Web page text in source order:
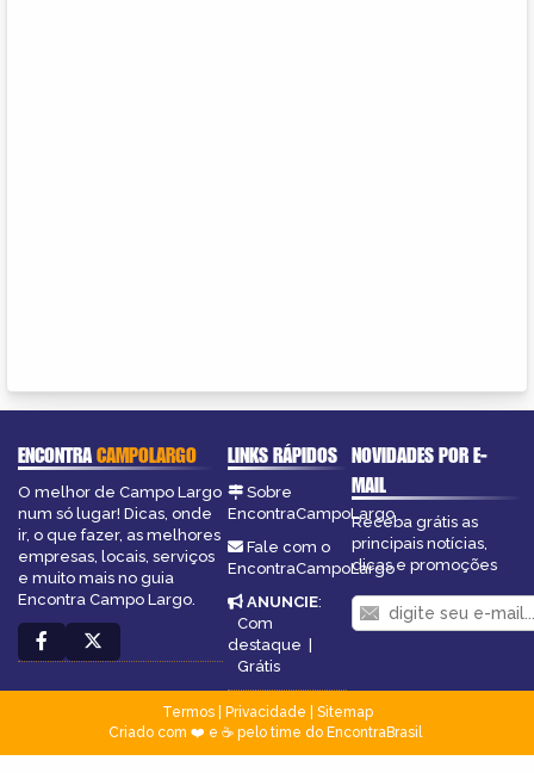
ENCONTRACAMPOLARGO
O melhor de Campo Largo
num só lugar! Dicas, onde
ir, o que fazer, as melhores
empresas, locais, serviços
e muito mais no guia
Encontra Campo Largo.
LINKS RÁPIDOS
Sobre
EncontraCampoLargo
Fale com o
EncontraCampoLargo
ANUNCIE:
Com
destaque |
Grátis
NOVIDADES POR E-
MAIL
Receba grátis as
principais notícias,
dicas e promoções
Termos| Privacidade
Sitemap
Criado com ❤️ e ☕ pelo time do EncontraBrasil